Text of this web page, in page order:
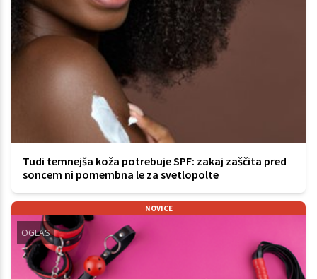
Tudi temnejša koža potrebuje SPF: zakaj zaščita pred
soncem ni pomembna le za svetlopolte
NOVICE
OGLAS